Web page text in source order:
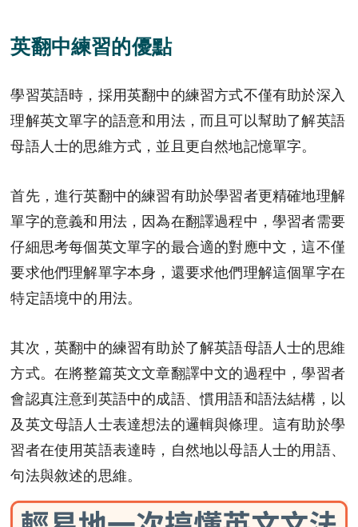
英翻中練習的優點
學習英語時，採用英翻中的練習方式不僅有助於深入
理解英文單字的語意和用法，而且可以幫助了解英語
母語人士的思維方式，並且更自然地記憶單字。
首先，進行英翻中的練習有助於學習者更精確地理解
單字的意義和用法，因為在翻譯過程中，學習者需要
仔細思考每個英文單字的最合適的對應中文，這不僅
要求他們理解單字本身，還要求他們理解這個單字在
特定語境中的用法。
其次，英翻中的練習有助於了解英語母語人士的思維
方式。在將整篇英文文章翻譯中文的過程中，學習者
會認真注意到英語中的成語、慣用語和語法結構，以
及英文母語人士表達想法的邏輯與條理。這有助於學
習者在使用英語表達時，自然地以母語人士的用語、
句法與敘述的思維。